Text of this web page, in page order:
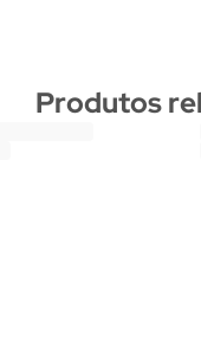
Produtos